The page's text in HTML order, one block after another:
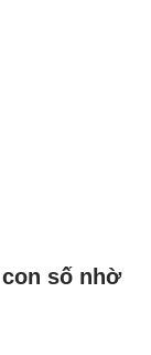
số nhờ